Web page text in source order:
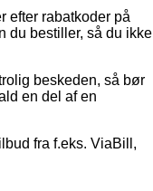
efter rabatkoder på
du bestiller, så du ikke
beskeden, så bør
en del af en
fra f.eks. ViaBill,